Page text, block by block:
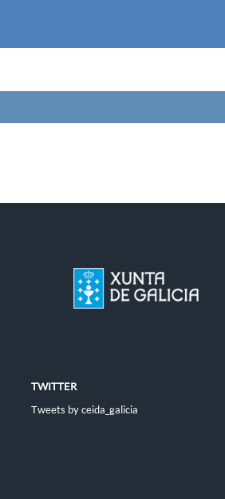
TWITTER
Tweets by ceida_galicia